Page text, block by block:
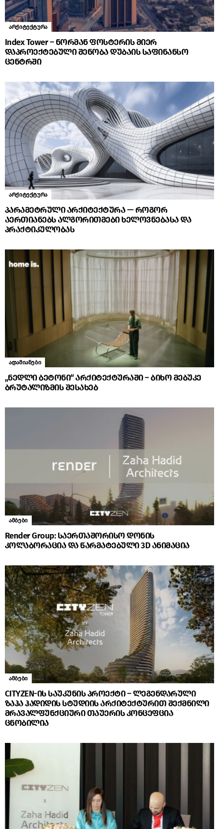
არქიტექტურა
Index Tower – ნორმან ფოსტერის მიერ
დაპროექტებული შენობა დუბაის საფინანსო
ცენტრში
არქიტექტურა
პარამეტრული არქიტექტურა — როგორ
აერთიანებს ალგორითმები ხელოვნებასა და
პრაქტიკულობას
ადამიანები
„ნედლი ბეტონი“ არქიტექტურაში – ბიხო მებუკე
ბრუტალიზმის შესახებ
ამბები
Render Group: საერთაშორისო დონის
კოლაბორაცია და წარმატებული 3D ანიმაცია
ამბები
CITYZEN-ის საუკუნის პროექტი – ლეგენდარული
ზაჰა ჰადიდის სტუდიის არქიტექტურით შექმნილი
მრავალფუნქციური თაუერის კონცეფცია
ცნობილია